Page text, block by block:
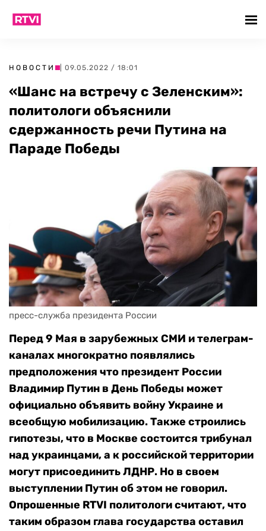
НОВОСТИ | 09.05.2022 / 18:01
«Шанс на встречу с Зеленским»:
политологи объяснили
сдержанность речи Путина на
Параде Победы
пресс-служба президента России
Перед 9 Мая в зарубежных СМИ и телеграм-
каналах многократно появлялись
предположения что президент России
Владимир Путин в День Победы может
официально объявить войну Украине и
всеобщую мобилизацию. Также строились
гипотезы, что в Москве состоится трибунал
над украинцами, а к российской территории
могут присоединить ЛДНР. Но в своем
выступлении Путин об этом не говорил.
Опрошенные RTVI политологи считают, что
таким образом глава государства оставил